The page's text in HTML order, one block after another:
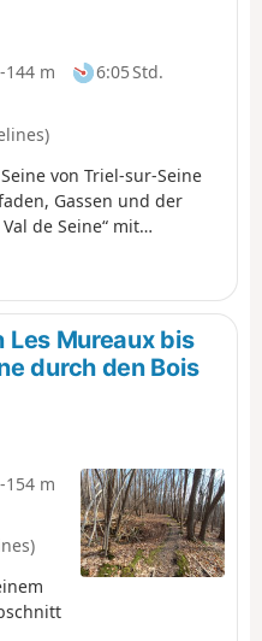
-144 m
6:05 Std.
von Triel-sur-Seine
Gassen und der
de Seine“ mit
zu entdecken.
Les Mureaux bis
durch den Bois
-154 m